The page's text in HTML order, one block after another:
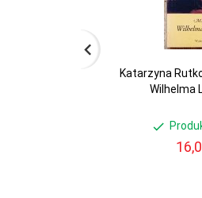
Katarzyna
Wilhelma
16,